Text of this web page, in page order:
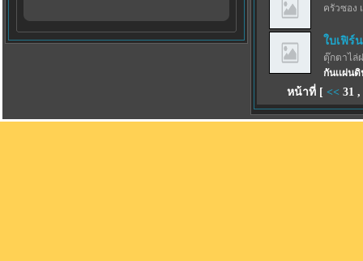
ครัวซอง
ใบเฟิร์
ตุ๊กตาไล่
กันเเผ่น
หน้าที่ [ << 31,